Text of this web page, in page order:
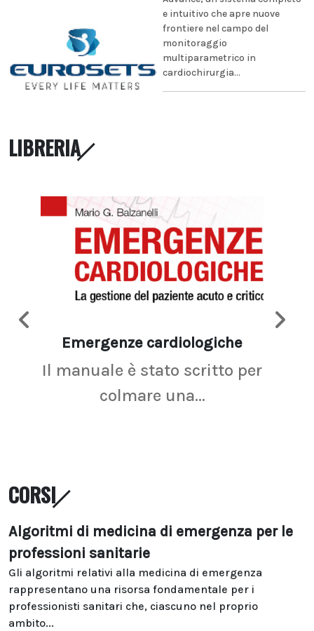
e intuitivo che apre nuove
frontiere nel campo del
monitoraggio
multiparametrico in
cardiochirurgia...
LIBRERIA
Emergenze cardiologiche
Il manuale è stato scritto per
colmare una...
CORSI
Algoritmi di medicina di emergenza per le
professioni sanitarie
Gli algoritmi relativi alla medicina di emergenza
rappresentano una risorsa fondamentale per i
professionisti sanitari che, ciascuno nel proprio
ambito...